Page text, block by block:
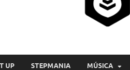
UP STEPMANIA MÚSICA